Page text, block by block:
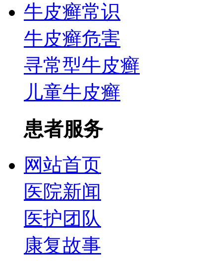
牛皮癣常识
牛皮癣危害
寻常型牛皮癣
儿童牛皮癣
患者服务
网站首页
医院新闻
医护团队
康复故事